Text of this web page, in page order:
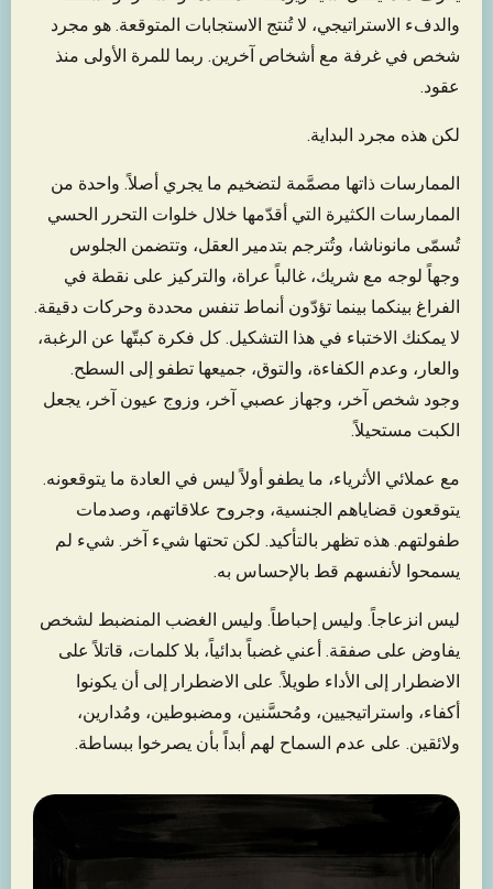
والدفء الاستراتيجي، لا تُنتج الاستجابات المتوقعة. هو مجرد
شخص في غرفة مع أشخاص آخرين. ربما للمرة الأولى منذ
عقود.
لكن هذه مجرد البداية.
الممارسات ذاتها مصمَّمة لتضخيم ما يجري أصلاً. واحدة من
الممارسات الكثيرة التي أقدّمها خلال خلوات التحرر الحسي
تُسمّى مانوناشا، وتُترجم بتدمير العقل، وتتضمن الجلوس
وجهاً لوجه مع شريك، غالباً عراة، والتركيز على نقطة في
الفراغ بينكما بينما تؤدّون أنماط تنفس محددة وحركات دقيقة.
لا يمكنك الاختباء في هذا التشكيل. كل فكرة كبتّها عن الرغبة،
والعار، وعدم الكفاءة، والتوق، جميعها تطفو إلى السطح.
وجود شخص آخر، وجهاز عصبي آخر، وزوج عيون آخر، يجعل
الكبت مستحيلاً.
مع عملائي الأثرياء، ما يطفو أولاً ليس في العادة ما يتوقعونه.
يتوقعون قضاياهم الجنسية، وجروح علاقاتهم، وصدمات
طفولتهم. هذه تظهر بالتأكيد. لكن تحتها شيء آخر. شيء لم
يسمحوا لأنفسهم قط بالإحساس به.
ليس انزعاجاً. وليس إحباطاً. وليس الغضب المنضبط لشخص
يفاوض على صفقة. أعني غضباً بدائياً، بلا كلمات، قاتلاً على
الاضطرار إلى الأداء طويلاً. على الاضطرار إلى أن يكونوا
أكفاء، واستراتيجيين، ومُحسَّنين، ومضبوطين، ومُدارين،
ولائقين. على عدم السماح لهم أبداً بأن يصرخوا ببساطة.